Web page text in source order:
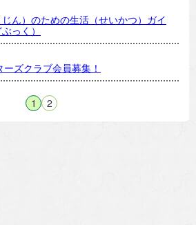
ん）のための生活（せいかつ）ガイ
っく）
ズクラブ会員募集！
1 2